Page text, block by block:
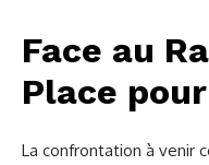
Face au
Place
La confrontation à venir